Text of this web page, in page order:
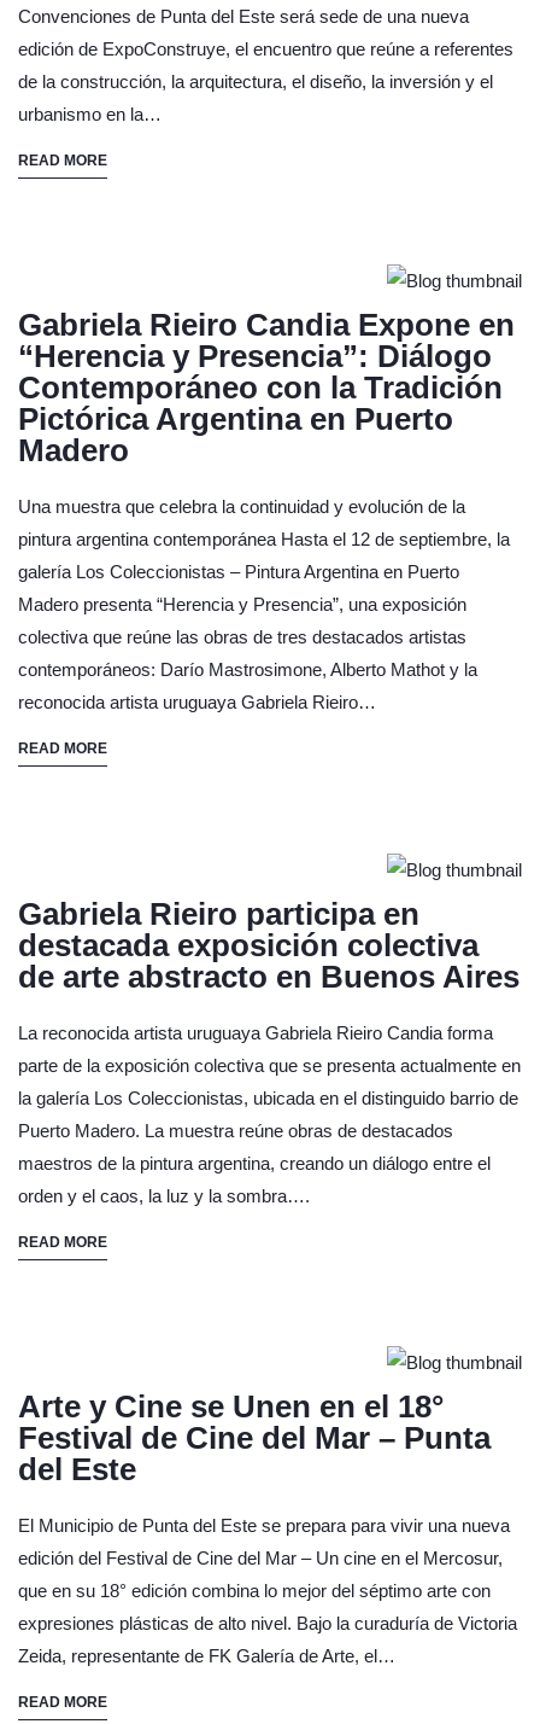
Convenciones de Punta del Este será sede de una nueva
edición de ExpoConstruye, el encuentro que reúne a referentes
de la construcción, la arquitectura, el diseño, la inversión y el
urbanismo en la…
READ MORE
Gabriela Rieiro Candia Expone en
“Herencia y Presencia”: Diálogo
Contemporáneo con la Tradición
Pictórica Argentina en Puerto
Madero
Una muestra que celebra la continuidad y evolución de la
pintura argentina contemporánea Hasta el 12 de septiembre, la
galería Los Coleccionistas – Pintura Argentina en Puerto
Madero presenta “Herencia y Presencia”, una exposición
colectiva que reúne las obras de tres destacados artistas
contemporáneos: Darío Mastrosimone, Alberto Mathot y la
reconocida artista uruguaya Gabriela Rieiro…
READ MORE
Gabriela Rieiro participa en
destacada exposición colectiva
de arte abstracto en Buenos Aires
La reconocida artista uruguaya Gabriela Rieiro Candia forma
parte de la exposición colectiva que se presenta actualmente en
la galería Los Coleccionistas, ubicada en el distinguido barrio de
Puerto Madero. La muestra reúne obras de destacados
maestros de la pintura argentina, creando un diálogo entre el
orden y el caos, la luz y la sombra….
READ MORE
Arte y Cine se Unen en el 18°
Festival de Cine del Mar – Punta
del Este
El Municipio de Punta del Este se prepara para vivir una nueva
edición del Festival de Cine del Mar – Un cine en el Mercosur,
que en su 18° edición combina lo mejor del séptimo arte con
expresiones plásticas de alto nivel. Bajo la curaduría de Victoria
Zeida, representante de FK Galería de Arte, el…
READ MORE